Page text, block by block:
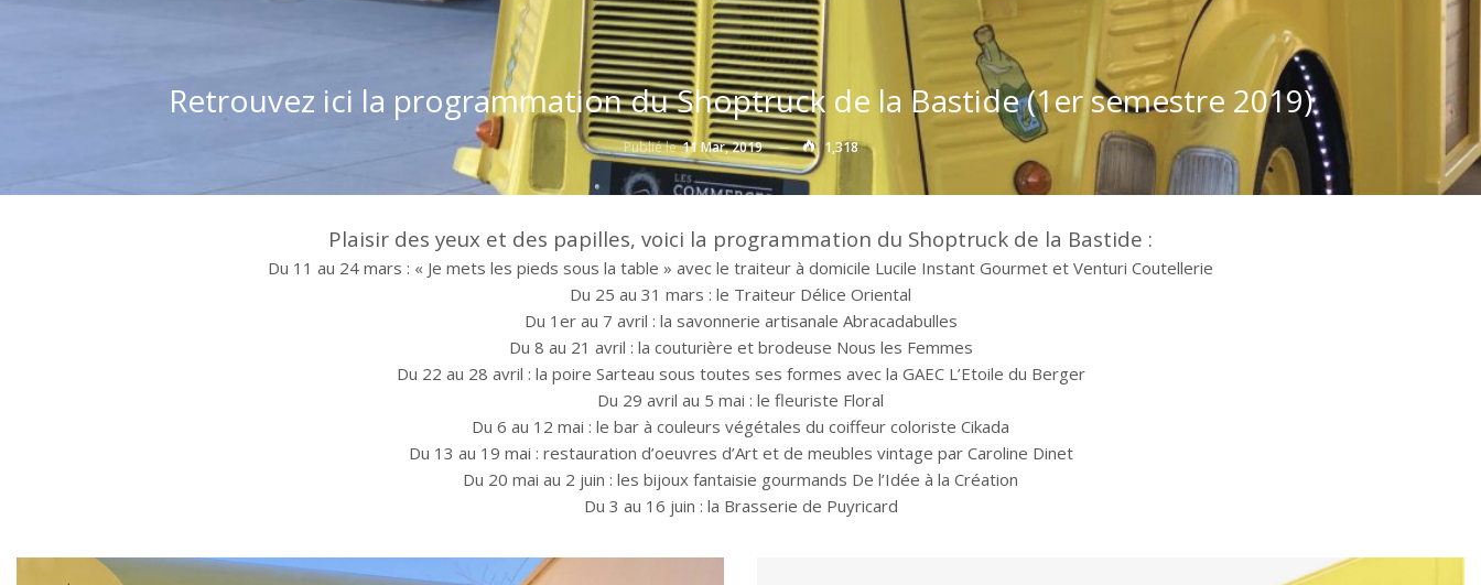
Retrouvez ici la programmation du Shoptruck de la Bastide (1er semestre 2019)
Publié le11 Mar, 2019 1,318
Plaisir des yeux et des papilles, voici la programmation du Shoptruck de la Bastide :
Du 11 au 24 mars : « Je mets les pieds sous la table » avec le traiteur à domicile Lucile Instant Gourmet et Venturi Coutellerie
Du 25 au 31 mars : le Traiteur Délice Oriental
Du 1er au 7 avril : la savonnerie artisanale Abracadabulles
Du 8 au 21 avril : la couturière et brodeuse Nous les Femmes
Du 22 au 28 avril : la poire Sarteau sous toutes ses formes avec la GAEC L’Etoile du Berger
Du 29 avril au 5 mai : le fleuriste Floral
Du 6 au 12 mai : le bar à couleurs végétales du coiffeur coloriste Cikada
Du 13 au 19 mai : restauration d’oeuvres d’Art et de meubles vintage par Caroline Dinet
Du 20 mai au 2 juin : les bijoux fantaisie gourmands De l’Idée à la Création
Du 3 au 16 juin : la Brasserie de Puyricard